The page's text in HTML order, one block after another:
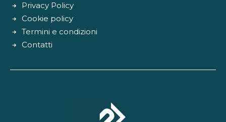
Privacy Policy
Cookie policy
Termini e condizioni
Contatti